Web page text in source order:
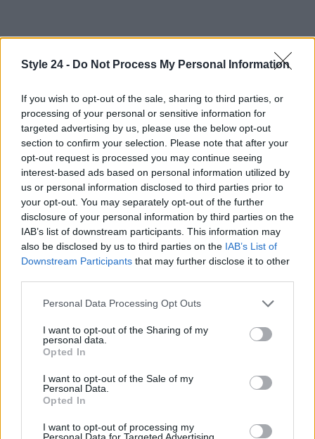
Style 24 - Do Not Process My Personal Information
If you wish to opt-out of the sale, sharing to third parties, or
processing of your personal or sensitive information for
targeted advertising by us, please use the below opt-out
section to confirm your selection. Please note that after your
opt-out request is processed you may continue seeing
interest-based ads based on personal information utilized by
us or personal information disclosed to third parties prior to
your opt-out. You may separately opt-out of the further
disclosure of your personal information by third parties on the
IAB’s list of downstream participants. This information may
also be disclosed by us to third parties on the IAB’s List of
Downstream Participants that may further disclose it to other
Please note that this website/app uses one or more Google
not limited to your visit or usage behaviour. You may click to
grant or deny consent to Google and its third-party tags to
use your data for below specified purposes in below Google
consent section.
Personal Data Processing Opt Outs
I want to opt-out of the Sharing of my
personal data.
Opted In
I want to opt-out of the Sale of my
Personal Data.
Opted In
I want to opt-out of processing my
Personal Data for Targeted Advertising.
In conclusione, l’estate 2025 è la stagione delle
collane con perline, un accessorio che celebra la
creatività, la personalizzazione e la sostenibilità.
Non perdere l’occasione di arricchire il tuo
guardaroba con questi gioielli irresistibili! Quale
collana ti ha colpito di più? Faccelo sapere nei
commenti! 💖
Staff